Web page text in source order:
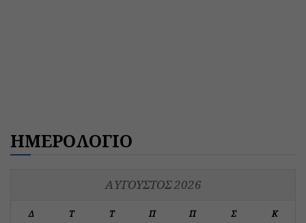
ΗΜΕΡΟΛΟΓΙΟ
ΑΎΓΟΥΣΤΟΣ 2026
Δ Τ Τ Π Π Σ Κ